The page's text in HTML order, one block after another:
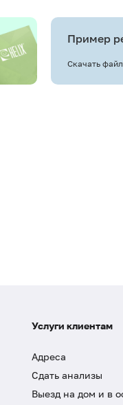
Пример
Скачать файл
Услуги клиентам
Адреса
Сдать анализы
Выезд на дом и в